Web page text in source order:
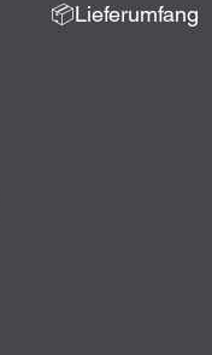
Längs geriffelte
Sicherungswinkel:
📦Lieferumfang